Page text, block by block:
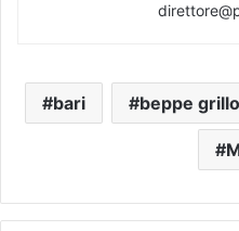
bari beppe grillo